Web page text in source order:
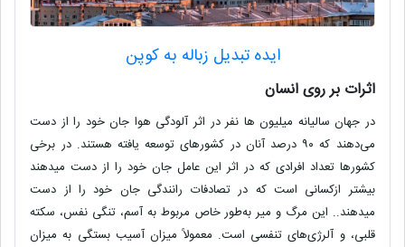
ایده تبدیل زباله به کوپن
اثرات بر روی انسان
در جهان سالیانه میلیون ها نفر در اثر آلودگی هوا جان خود را از دست
می‌دهند که ۹۰ درصد آنان در کشورهای توسعه یافته هستند. در برخی
کشورها تعداد افرادی که در اثر این عامل جان خود را از دست میدهند
بیشتر ازکسانی است که در تصادفات رانندگی جان خود را از دست
میدهند.. این مرگ و میر به‌طور خاص مربوط به آسم، تنگی نفس، سکته
قلبی، و آلرژی‌های تنفسی است. معمولاً میزان آسیب بستگی به میزان